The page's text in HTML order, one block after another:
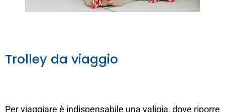
Trolley da viaggio
Per viaggiare è indispensabile una valigia, dove riporre